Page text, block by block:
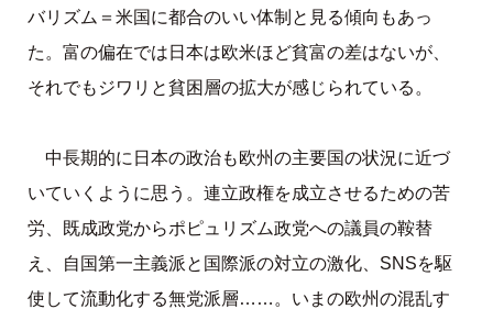
バリズム＝米国に都合のいい体制と見る傾向もあっ
た。富の偏在では日本は欧米ほど貧富の差はないが、
それでもジワリと貧困層の拡大が感じられている。
中長期的に日本の政治も欧州の主要国の状況に近づ
いていくように思う。連立政権を成立させるための苦
労、既成政党からポピュリズム政党への議員の鞍替
え、自国第一主義派と国際派の対立の激化、SNSを駆
使して流動化する無党派層……。いまの欧州の混乱す